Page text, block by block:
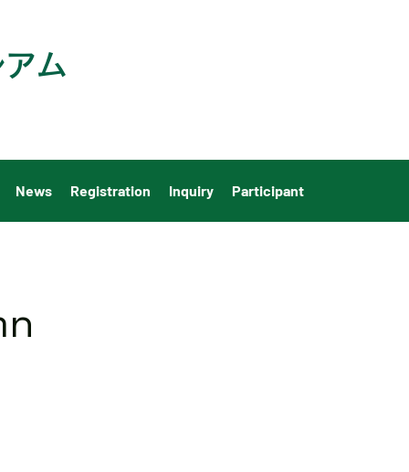
ム​
News Registration Inquiry Participant